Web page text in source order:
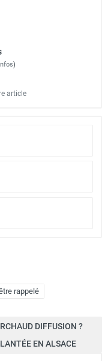
rappelé
)
article
DIFFUSION ?
EN ALSACE